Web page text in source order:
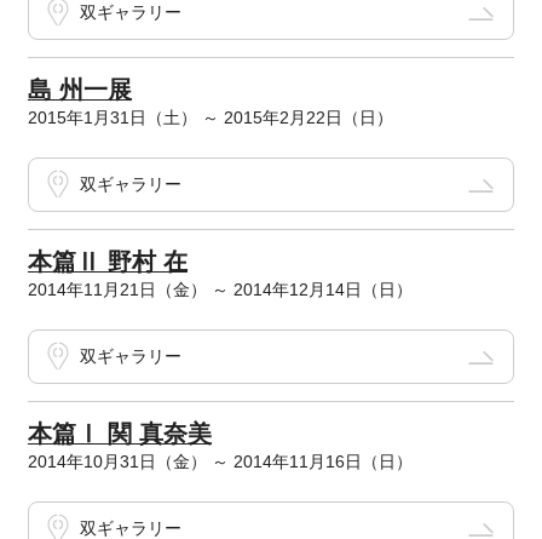
双ギャラリー
島 州一展
2015年1月31日（土） ～ 2015年2月22日（日）
双ギャラリー
本篇Ⅱ 野村 在
2014年11月21日（金） ～ 2014年12月14日（日）
双ギャラリー
本篇Ⅰ 関 真奈美
2014年10月31日（金） ～ 2014年11月16日（日）
双ギャラリー